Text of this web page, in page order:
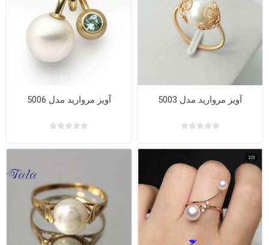
آویز مروارید مدل 5003 آویز مروارید مدل 5006